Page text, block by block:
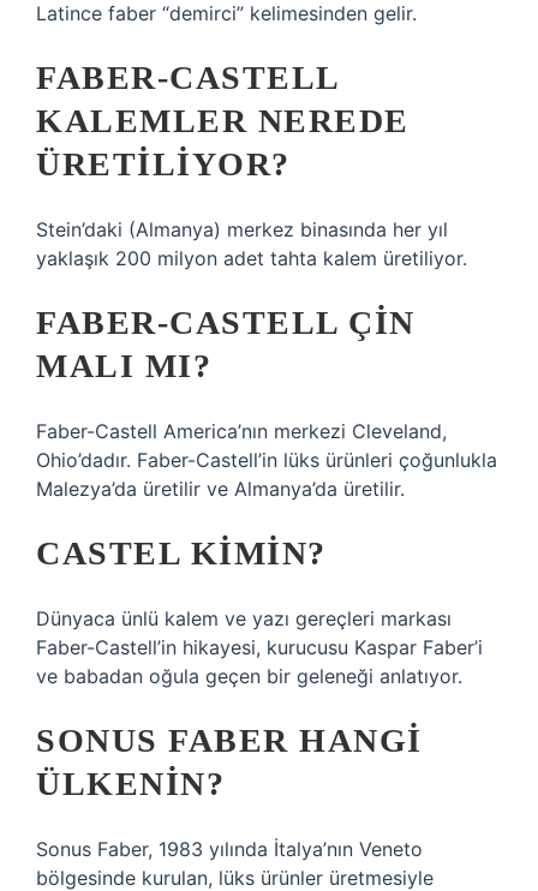
Latince faber “demirci” kelimesinden gelir.
FABER-CASTELL
KALEMLER NEREDE
ÜRETILIYOR?
Stein’daki (Almanya) merkez binasında her yıl
yaklaşık 200 milyon adet tahta kalem üretiliyor.
FABER-CASTELL ÇIN
MALI MI?
Faber-Castell America’nın merkezi Cleveland,
Ohio’dadır. Faber-Castell’in lüks ürünleri çoğunlukla
Malezya’da üretilir ve Almanya’da üretilir.
CASTEL KIMIN?
Dünyaca ünlü kalem ve yazı gereçleri markası
Faber-Castell’in hikayesi, kurucusu Kaspar Faber’i
ve babadan oğula geçen bir geleneği anlatıyor.
SONUS FABER HANGI
ÜLKENIN?
Sonus Faber, 1983 yılında İtalya’nın Veneto
bölgesinde kurulan, lüks ürünler üretmesiyle